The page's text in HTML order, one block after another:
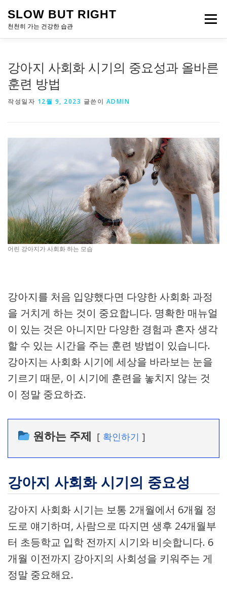
SLOW BUT RIGHT
천천히 가는 건강한 습관
메뉴
강아지 사회화 시기의 중요성과 올바른
훈련 방법
작성일자 12월 9, 2023 글쓴이 ADMIN
어린 강아지가 사회화 하는 모습
강아지를 처음 입양했다면 다양한 사회화 과정
을 거치게 하는 것이 중요합니다. 명확한 매뉴얼
이 있는 것은 아니지만 다양한 경험과 혼자 생각
할 수 있는 시간을 주는 훈련 방법이 있습니다.
강아지는 사회화 시기에 세상을 바라보는 눈을
기르기 때문, 이 시기에 훈련을 놓치지 않는 것
이 정말 중요하죠.
원하는 주제 확인하기
강아지 사회화 시기의 중요성
강아지 사회화 시기는 보통 2개월에서 6개월 정
도로 얘기하며, 사람으로 따지면 생후 24개월부
터 초등학교 입학 전까지 시기와 비슷합니다. 6
개월 이전까지 강아지의 사회성을 키워주는 게
정말 중요해요.